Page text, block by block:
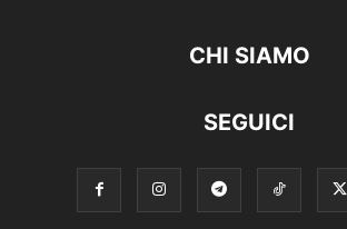
CHI SIAMO
SEGUICI